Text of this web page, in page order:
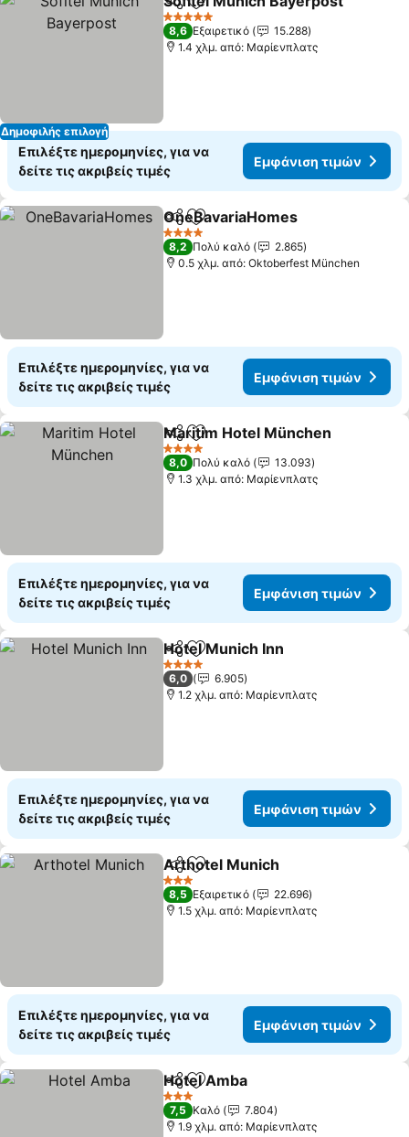
Δημοφιλής επιλογή
Κοινοποίηση
Προσθήκη στα αγαπημένα
5 Αστέρια
8,6 Εξαιρετικό
15.288
1.4 χλμ. από: Μαρίενπλατς
Επιλέξτε ημερομηνίες, για να
δείτε τις ακριβείς τιμές
Εμφάνιση τιμών
Κοινοποίηση
Προσθήκη στα αγαπημένα
OneBavariaHomes
4 Αστέρια
8,2 Πολύ καλό
2.865
0.5 χλμ. από: Oktoberfest München
Επιλέξτε ημερομηνίες, για να
δείτε τις ακριβείς τιμές
Εμφάνιση τιμών
Κοινοποίηση
Προσθήκη στα αγαπημένα
Maritim Hotel München
4 Αστέρια
8,0 Πολύ καλό
13.093
1.3 χλμ. από: Μαρίενπλατς
Επιλέξτε ημερομηνίες, για να
δείτε τις ακριβείς τιμές
Εμφάνιση τιμών
Κοινοποίηση
Προσθήκη στα αγαπημένα
Hotel Munich Inn
4 Αστέρια
6,0
6.905
1.2 χλμ. από: Μαρίενπλατς
Επιλέξτε ημερομηνίες, για να
δείτε τις ακριβείς τιμές
Εμφάνιση τιμών
Κοινοποίηση
Προσθήκη στα αγαπημένα
Arthotel Munich
3 Αστέρια
8,5 Εξαιρετικό
22.696
1.5 χλμ. από: Μαρίενπλατς
Επιλέξτε ημερομηνίες, για να
δείτε τις ακριβείς τιμές
Εμφάνιση τιμών
Κοινοποίηση
Προσθήκη στα αγαπημένα
Hotel Amba
3 Αστέρια
7,5 Καλό
7.804
1.9 χλμ. από: Μαρίενπλατς